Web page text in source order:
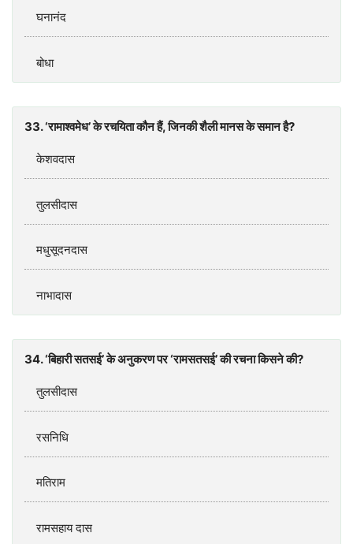
घनानंद
बोधा
33. ‘रामाश्वमेध’ के रचयिता कौन हैं, जिनकी शैली मानस के समान है?
केशवदास
तुलसीदास
मधुसूदनदास
नाभादास
34. ‘बिहारी सतसई’ के अनुकरण पर ‘रामसतसई’ की रचना किसने की?
तुलसीदास
रसनिधि
मतिराम
रामसहाय दास